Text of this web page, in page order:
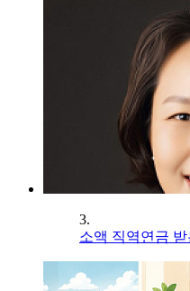
3.
소액 직역연금